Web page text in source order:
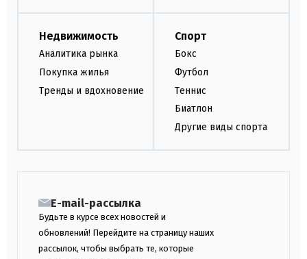
Недвижимость
Аналитика рынка
Покупка жилья
Тренды и вдохновение
Спорт
Бокс
Футбол
Теннис
Биатлон
Другие виды спорта
E-mail-рассылка
Будьте в курсе всех новостей и
обновлений! Перейдите на страницу наших
рассылок, чтобы выбрать те, которые